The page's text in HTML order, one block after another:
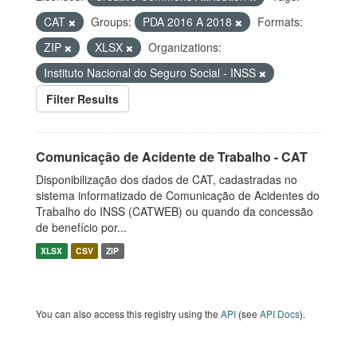
CAT
Groups: PDA 2016 A 2018
Formats:
ZIP
XLSX
Organizations:
Instituto Nacional do Seguro Social - INSS
Filter Results
Comunicação de Acidente de Trabalho - CAT
Disponibilização dos dados de CAT, cadastradas no
sistema informatizado de Comunicação de Acidentes do
Trabalho do INSS (CATWEB) ou quando da concessão
de benefício por...
XLSX CSV ZIP
You can also access this registry using the API (see API Docs).